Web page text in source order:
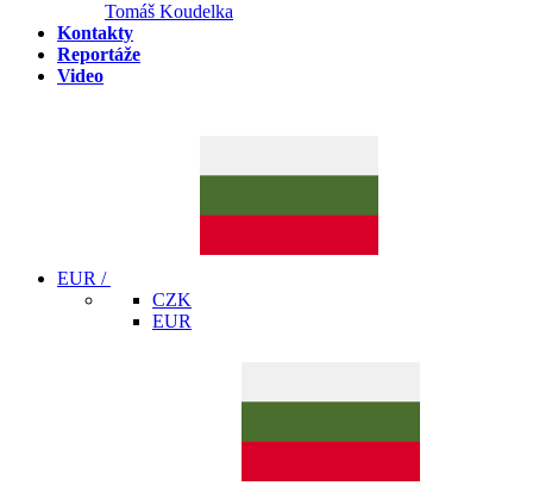
Tomáš Koudelka
Kontakty
Reportáže
Video
EUR /
CZK
EUR